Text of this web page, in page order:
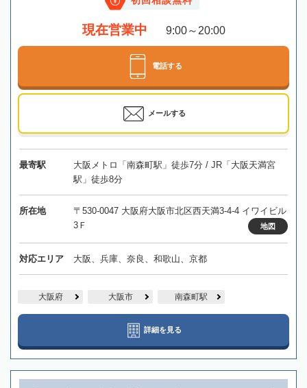
現在営業中 9:00～20:00
電話する
メールする
最寄駅
大阪メトロ「南森町駅」徒歩7分 / JR「大阪天満宮
駅」徒歩8分
所在地
〒530-0047 大阪府大阪市北区西天満3-4-4 イワイビル
3Ｆ
地図
対応エリア 大阪、兵庫、奈良、和歌山、京都
大阪府 大阪市 南森町駅
詳細を見る